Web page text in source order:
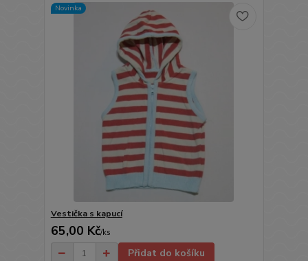
Novinka
Vestička s kapucí
65,00 Kč/ks
Přidat do košíku